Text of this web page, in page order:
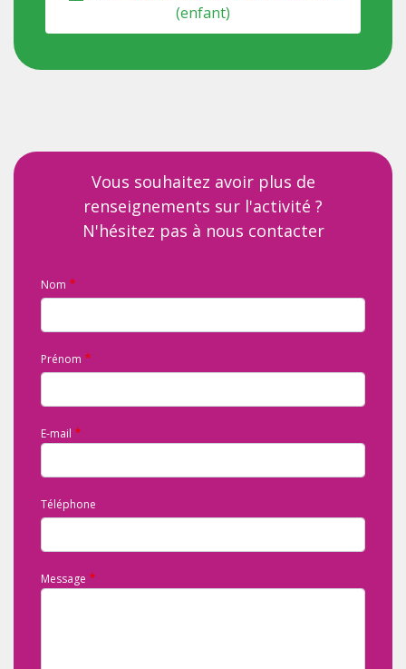
(enfant)
Vous souhaitez avoir plus de
renseignements sur l'activité ?
N'hésitez pas à nous contacter
Nom
Prénom
E-mail
Téléphone
Message